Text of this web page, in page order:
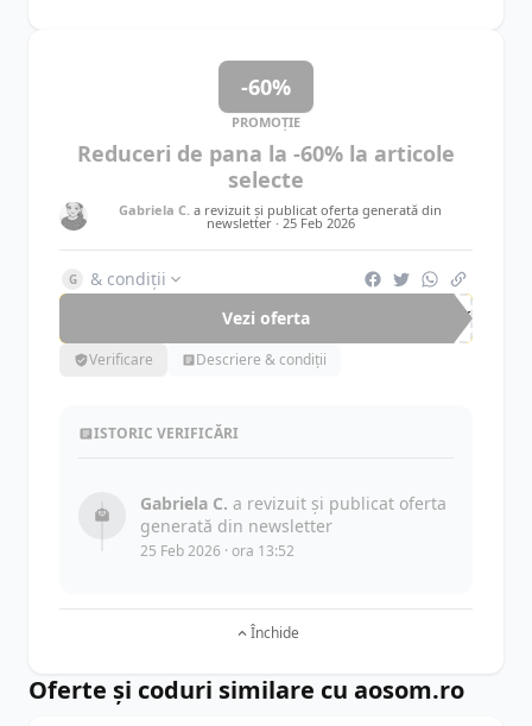
-60%
PROMOȚIE
Reduceri de pana la -60% la articole
selecte
Gabriela C. a revizuit și publicat oferta generată din
newsletter · 25 Feb 2026
G
& condiții
Vezi oferta
-60%
Verificare Descriere & condiții
ISTORIC VERIFICĂRI
Gabriela C. a revizuit și publicat oferta
generată din newsletter
25 Feb 2026 · ora 13:52
Închide
Oferte și coduri similare cu aosom.ro